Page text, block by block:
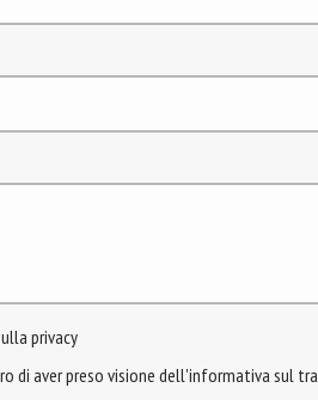
privacy
di aver preso visione dell'informativa sul